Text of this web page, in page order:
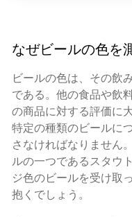
なぜビールの色を
ビールの色は、その飲
である。他の食品や飲
の商品に対する評価に
特定の種類のビールに
さなければなりません
ルの一つであるスタウ
ジ色のビールを受け取
抱くでしょう。